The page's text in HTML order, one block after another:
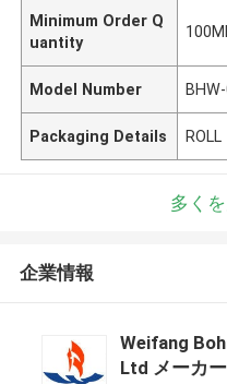
Minimum Order Q
uantity
Model Number
Packaging Details ROLL
多く
企業情報
Weifang
Ltd メーカ